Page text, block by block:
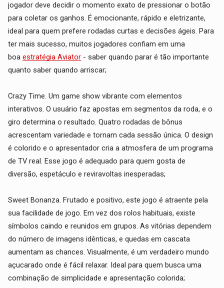
jogador deve decidir o momento exato de pressionar o botão
para coletar os ganhos. É emocionante, rápido e eletrizante,
ideal para quem prefere rodadas curtas e decisões ágeis. Para
ter mais sucesso, muitos jogadores confiam em uma
boaestratégia Aviator - saber quando parar é tão importante
quanto saber quando arriscar;
Crazy Time. Um game show vibrante com elementos
interativos. O usuário faz apostas em segmentos da roda, e o
giro determina o resultado. Quatro rodadas de bônus
acrescentam variedade e tornam cada sessão única. O design
é colorido e o apresentador cria a atmosfera de um programa
de TV real. Esse jogo é adequado para quem gosta de
diversão, espetáculo e reviravoltas inesperadas;
Sweet Bonanza. Frutado e positivo, este jogo é atraente pela
sua facilidade de jogo. Em vez dos rolos habituais, existe
símbolos caindo e reunidos em grupos. As vitórias dependem
do número de imagens idênticas, e quedas em cascata
aumentam as chances. Visualmente, é um verdadeiro mundo
açucarado onde é fácil relaxar. Ideal para quem busca uma
combinação de simplicidade e apresentação colorida;